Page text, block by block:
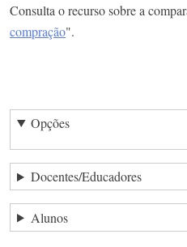
Consulta o recurso sobre a
compração".
Opções
Docentes/Educadores
Alunos